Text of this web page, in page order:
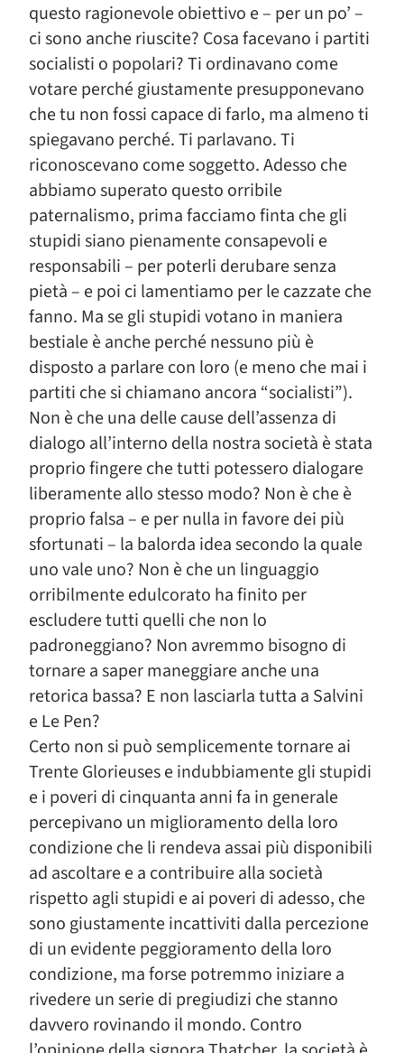
questo ragionevole obiettivo e – per un po’ –
ci sono anche riuscite? Cosa facevano i partiti
socialisti o popolari? Ti ordinavano come
votare perché giustamente presupponevano
che tu non fossi capace di farlo, ma almeno ti
spiegavano perché. Ti parlavano. Ti
riconoscevano come soggetto. Adesso che
abbiamo superato questo orribile
paternalismo, prima facciamo finta che gli
stupidi siano pienamente consapevoli e
responsabili – per poterli derubare senza
pietà – e poi ci lamentiamo per le cazzate che
fanno. Ma se gli stupidi votano in maniera
bestiale è anche perché nessuno più è
disposto a parlare con loro (e meno che mai i
partiti che si chiamano ancora “socialisti”).
Non è che una delle cause dell’assenza di
dialogo all’interno della nostra società è stata
proprio fingere che tutti potessero dialogare
liberamente allo stesso modo? Non è che è
proprio falsa – e per nulla in favore dei più
sfortunati – la balorda idea secondo la quale
uno vale uno? Non è che un linguaggio
orribilmente edulcorato ha finito per
escludere tutti quelli che non lo
padroneggiano? Non avremmo bisogno di
tornare a saper maneggiare anche una
retorica bassa? E non lasciarla tutta a Salvini
e Le Pen?
Certo non si può semplicemente tornare ai
Trente Glorieuses e indubbiamente gli stupidi
e i poveri di cinquanta anni fa in generale
percepivano un miglioramento della loro
condizione che li rendeva assai più disponibili
ad ascoltare e a contribuire alla società
rispetto agli stupidi e ai poveri di adesso, che
sono giustamente incattiviti dalla percezione
di un evidente peggioramento della loro
condizione, ma forse potremmo iniziare a
rivedere un serie di pregiudizi che stanno
davvero rovinando il mondo. Contro